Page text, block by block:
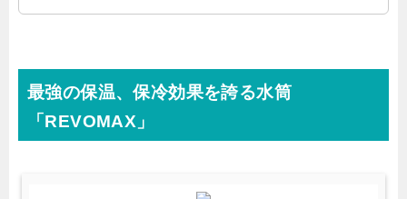
最強の保温、保冷効果を誇る水筒
「REVOMAX」